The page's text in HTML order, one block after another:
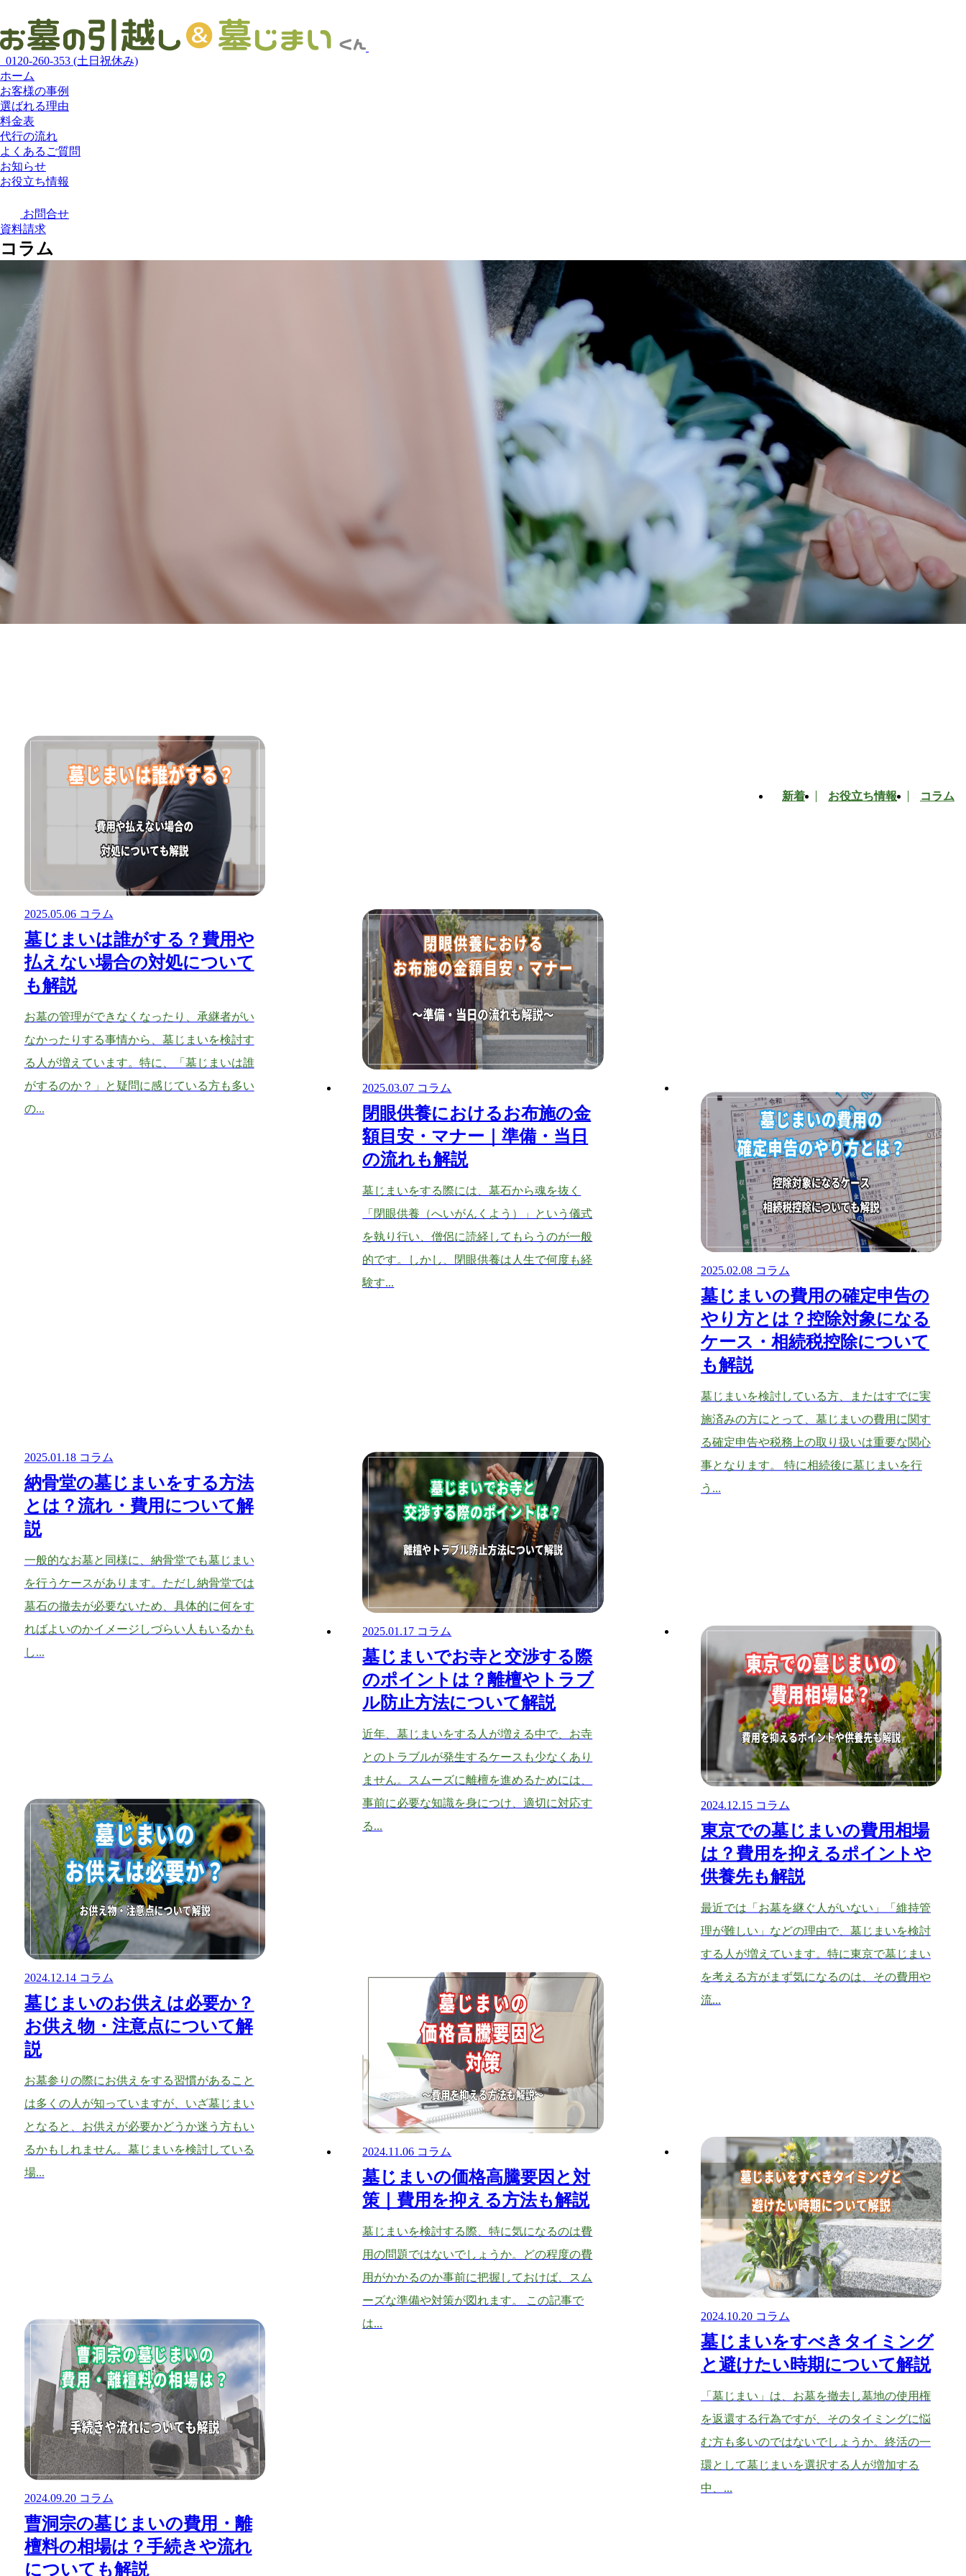
0120-260-353 (土日祝休み)
ホーム
お客様の事例
選ばれる理由
料金表
代行の流れ
よくあるご質問
お知らせ
お役立ち情報
お問合せ
資料請求
コラム
新着 お役立ち情報 コラム
2025.05.06 コラム
墓じまいは誰がする？費用や
払えない場合の対処について
も解説
お墓の管理ができなくなったり、承継者がい
なかったりする事情から、墓じまいを検討す
る人が増えています。特に、「墓じまいは誰
がするのか？」と疑問に感じている方も多い
の...
2025.03.07 コラム
閉眼供養におけるお布施の金
額目安・マナー｜準備・当日
の流れも解説
墓じまいをする際には、墓石から魂を抜く
「閉眼供養（へいがんくよう）」という儀式
を執り行い、僧侶に読経してもらうのが一般
的です。しかし、閉眼供養は人生で何度も経
験す...
2025.02.08 コラム
墓じまいの費用の確定申告の
やり方とは？控除対象になる
ケース・相続税控除について
も解説
墓じまいを検討している方、またはすでに実
施済みの方にとって、墓じまいの費用に関す
る確定申告や税務上の取り扱いは重要な関心
事となります。 特に相続後に墓じまいを行
う...
2025.01.18 コラム
納骨堂の墓じまいをする方法
とは？流れ・費用について解
説
一般的なお墓と同様に、納骨堂でも墓じまい
を行うケースがあります。ただし納骨堂では
墓石の撤去が必要ないため、具体的に何をす
ればよいのかイメージしづらい人もいるかも
し...
2025.01.17 コラム
墓じまいでお寺と交渉する際
のポイントは？離檀やトラブ
ル防止方法について解説
近年、墓じまいをする人が増える中で、お寺
とのトラブルが発生するケースも少なくあり
ません。スムーズに離檀を進めるためには、
事前に必要な知識を身につけ、適切に対応す
る...
2024.12.15 コラム
東京での墓じまいの費用相場
は？費用を抑えるポイントや
供養先も解説
最近では「お墓を継ぐ人がいない」「維持管
理が難しい」などの理由で、墓じまいを検討
する人が増えています。特に東京で墓じまい
を考える方がまず気になるのは、その費用や
流...
2024.12.14 コラム
墓じまいのお供えは必要か？
お供え物・注意点について解
説
お墓参りの際にお供えをする習慣があること
は多くの人が知っていますが、いざ墓じまい
となると、お供えが必要かどうか迷う方もい
るかもしれません。墓じまいを検討している
場...
2024.11.06 コラム
墓じまいの価格高騰要因と対
策｜費用を抑える方法も解説
墓じまいを検討する際、特に気になるのは費
用の問題ではないでしょうか。どの程度の費
用がかかるのか事前に把握しておけば、スム
ーズな準備や対策が図れます。 この記事で
は...
2024.10.20 コラム
墓じまいをすべきタイミング
と避けたい時期について解説
「墓じまい」は、お墓を撤去し墓地の使用権
を返還する行為ですが、そのタイミングに悩
む方も多いのではないでしょうか。終活の一
環として墓じまいを選択する人が増加する
中、...
2024.09.20 コラム
曹洞宗の墓じまいの費用・離
檀料の相場は？手続きや流れ
についても解説